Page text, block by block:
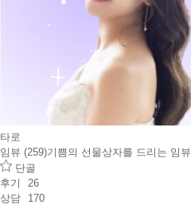
타로
임뷰 (259)기쁨의 선물상자를 드리는 임뷰
단골
후기
26
상담
170